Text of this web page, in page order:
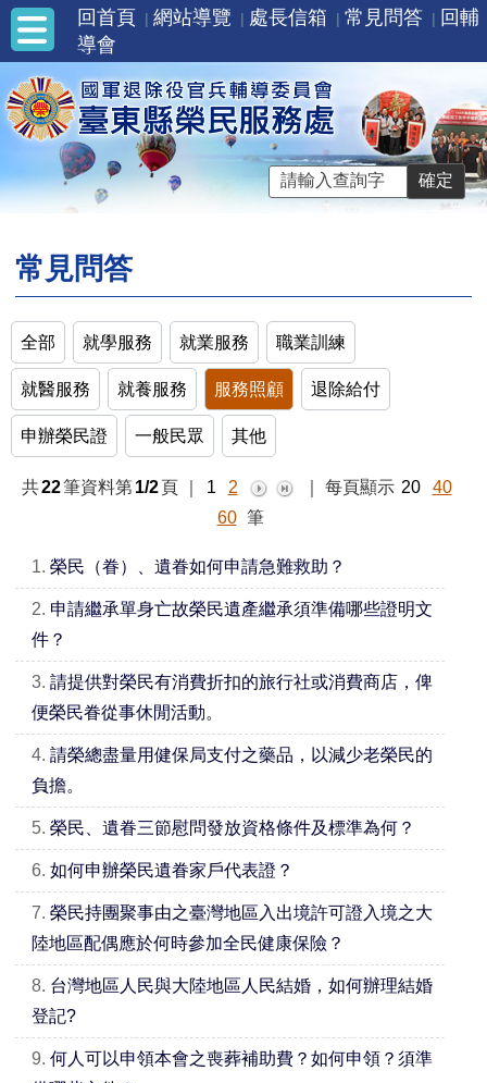
回首頁 網站導覽 處長信箱 常見問答
回輔
導會
常見問答
全部 就學服務 就業服務 職業訓練
就醫服務 就養服務 服務照顧 退除給付
申辦榮民證 一般民眾 其他
共22筆資料第 1/2 頁 1 2 每頁顯示 20
40
60 筆
1. 榮民（眷）、遺眷如何申請急難救助？
2. 申請繼承單身亡故榮民遺產繼承須準備哪些證明文
件？
3. 請提供對榮民有消費折扣的旅行社或消費商店，俾
便榮民眷從事休閒活動。
4. 請榮總盡量用健保局支付之藥品，以減少老榮民的
負擔。
5. 榮民、遺眷三節慰問發放資格條件及標準為何？
6. 如何申辦榮民遺眷家戶代表證？
7. 榮民持團聚事由之臺灣地區入出境許可證入境之大
陸地區配偶應於何時參加全民健康保險？
8. 台灣地區人民與大陸地區人民結婚，如何辦理結婚
登記?
9. 何人可以申領本會之喪葬補助費？如何申領？須準